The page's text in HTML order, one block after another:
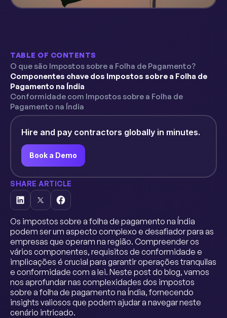
TABLE OF CONTENTS
O que são Impostos sobre a Folha de Pagamento?
Componentes chave dos Impostos sobre a Folha de
Pagamento na Índia
Conformidade com Impostos sobre a Folha de
Pagamento na Índia
Hire and pay contractors globally in minutes.
Book a Demo
SHARE ARTICLE
Os impostos sobre a folha de pagamento na Índia
podem ser um aspecto complexo e desafiador para as
empresas que operam na região. Compreender os
vários componentes, requisitos de conformidade e
implicações é crucial para garantir operações tranquilas
e conformidade com a lei. Neste post do blog, vamos
nos aprofundar nas complexidades dos impostos
sobre a folha de pagamento na Índia, fornecendo
insights valiosos que podem ajudar a navegar neste
cenário intricado.